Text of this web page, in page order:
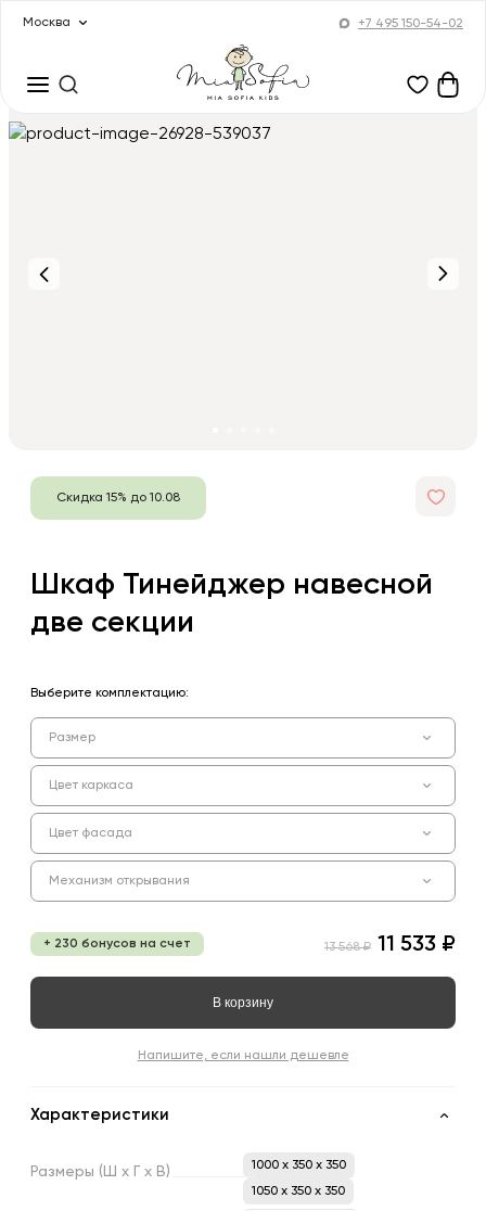
Москва +7 495 150-54-02
Скидка 15% до 10.08
Шкаф Тинейджер навесной
две секции
Выберите комплектацию:
Размер
Цвет каркаса
Цвет фасада
Механизм открывания
+ 230 бонусов на счет 13 568 ₽ 11 533 ₽
В корзину
Напишите, если нашли дешевле
Характеристики
Размеры (Ш х х В)
1000 x 350 x 350
1050 x 350 x 350